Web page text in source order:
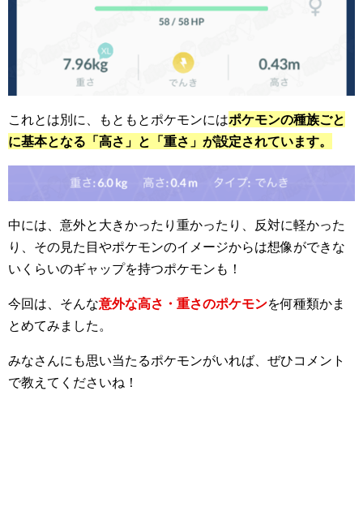
これとは別に、もともとポケモンにはポケモンの種族ごと
に基本となる「高さ」と「重さ」が設定されています。
中には、意外と大きかったり重かったり、反対に軽かった
り、その見た目やポケモンのイメージからは想像ができな
いくらいのギャップを持つポケモンも！
今回は、そんな意外な高さ・重さのポケモンを何種類かま
とめてみました。
みなさんにも思い当たるポケモンがいれば、ぜひコメント
で教えてくださいね！